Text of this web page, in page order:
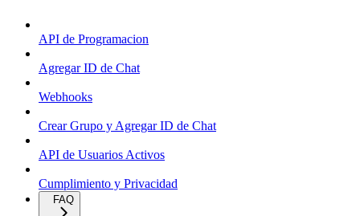
API de Programacion
Agregar ID de Chat
Webhooks
Crear Grupo y Agregar ID de Chat
API de Usuarios Activos
Cumplimiento y Privacidad
FAQ